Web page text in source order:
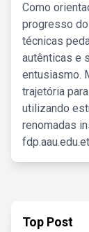
Como
progresso
técnicas
autênticas e
entusiasmo.
trajetória
utilizando
renomadas
Top Post